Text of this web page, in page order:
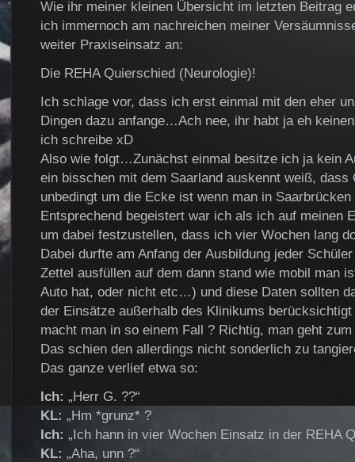
Wie ihr meiner kleinen Übersicht im letzten Beitrag
ich immernoch am nachreichen meiner
weiter Praxiseinsatz an:
Die REHA Quierschied (Neurologie)!
Ich schlage vor, dass ich erst einmal mit den eher
Dingen dazu anfange…Ach nee, ihr habt ja eh
ich schreibe xD
Also wie folgt…Zunächst einmal besitze ich ja kein
ein bisschen mit dem Saarland auskennt weiß, dass
unbedingt um die Ecke ist wenn man in Saarbrücken
Entsprechend begeistert war ich als ich auf meinen
um dabei festzustellen, dass ich vier Wochen lang
Dabei durfte am Anfang der Ausbildung jeder
Zettel ausfüllen auf dem dann stand wie mobil man
Auto hat, oder nicht etc…) und diese Daten sollten
der Einsätze außerhalb des Klinikums
macht man in so einem Fall ? Richtig, man geht
Das schien den allerdings nicht sonderlich zu
Das ganze verlief etwa so:
Ich: „Herr G. ??“
KL: „Hm *grunz* ?
Ich: „Ich hann in vier Wochen Einsatz in der REHA
KL: „Aha, unn ?“